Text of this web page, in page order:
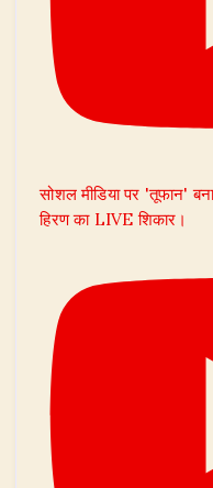
सोशल मीडिया पर 'तूफान'
हिरण का LIVE शिकार।